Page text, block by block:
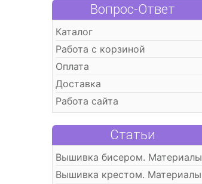
Вопрос-Ответ
Каталог
Работа с корзиной
Оплата
Доставка
Работа сайта
Статьи
Вышивка бисером. Материалы
Вышивка крестом. Материалы